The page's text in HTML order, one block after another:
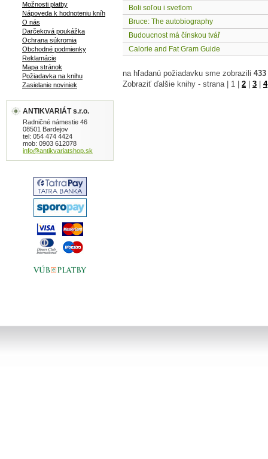
Boli soľou i svetlom
Bruce: The autobiography
Budoucnost má čínskou tvář
Calorie and Fat Gram Guide
na hľadanú požiadavku sme zobrazili
Zobraziť ďalšie knihy - strana | 1 2 3 4
Možnosti platby
Nápoveda k hodnoteniu kníh
O nás
Darčeková poukážka
Ochrana súkromia
Obchodné podmienky
Reklamácie
Mapa stránok
Požiadavka na knihu
Zasielanie noviniek
ANTIKVARIÁT s.r.o.
Radničné námestie 46
08501 Bardejov
tel: 054 474 4424
mob: 0903 612078
info@antikvariatshop.sk